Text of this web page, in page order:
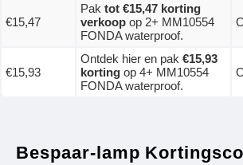
€15,47
Pak tot €15,47 korting
verkoop op 2+ MM10554
FONDA waterproof.
€15,93
Ontdek hier en pak €15,93
korting op 4+ MM10554
FONDA waterproof.
Bespaar-lamp